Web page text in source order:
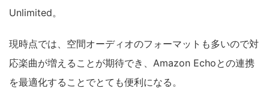
Unlimited。
現時点では、空間オーディオのフォーマットも多いので対
応楽曲が増えることが期待でき、Amazon Echoとの連携
を最適化することでとても便利になる。